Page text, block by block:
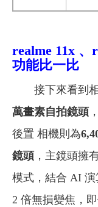
realme 11x 、
功能比一比
接下來看到相
萬畫素自拍鏡頭
後置 相機則為
鏡頭 ，主鏡頭擁
模式，結合 AI
2 倍無損變焦，